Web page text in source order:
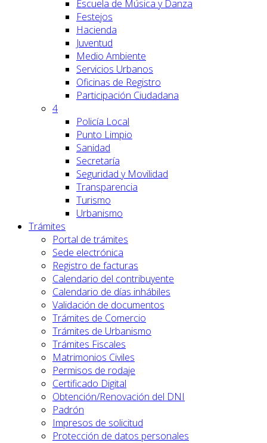
Escuela de Música y Danza
Festejos
Hacienda
Juventud
Medio Ambiente
Servicios Urbanos
Oficinas de Registro
Participación Ciudadana
4
Policía Local
Punto Limpio
Sanidad
Secretaría
Seguridad y Movilidad
Transparencia
Turismo
Urbanismo
Trámites
Portal de trámites
Sede electrónica
Registro de facturas
Calendario del contribuyente
Calendario de días inhábiles
Validación de documentos
Trámites de Comercio
Trámites de Urbanismo
Trámites Fiscales
Matrimonios Civiles
Permisos de rodaje
Certificado Digital
Obtención/Renovación del DNI
Padrón
Impresos de solicitud
Protección de datos personales